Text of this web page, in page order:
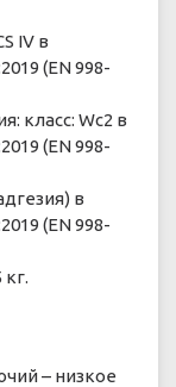
IV в
(EN 998-
класс: Wc2 в
(EN 998-
в
(EN 998-
– низкое